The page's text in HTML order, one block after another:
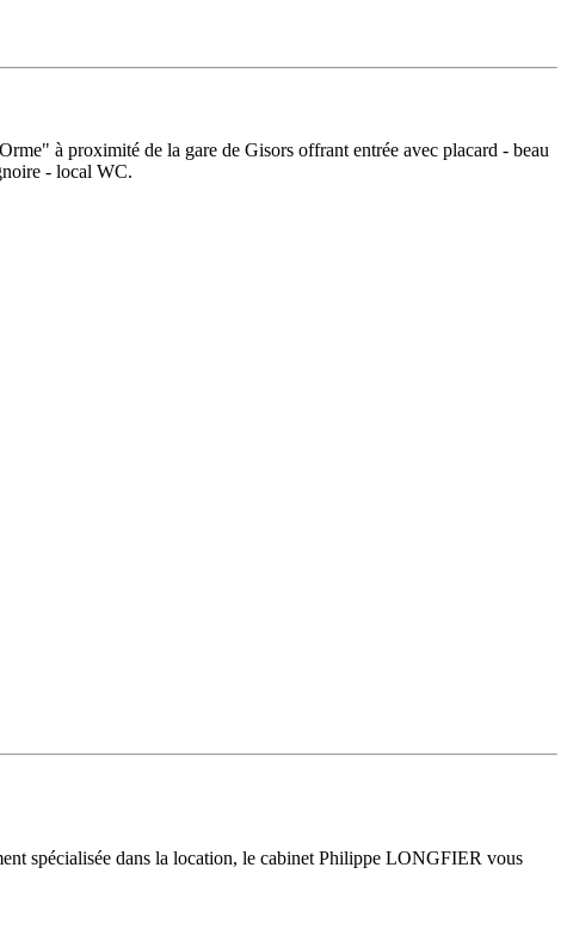
à proximité de la gare de Gisors offrant entrée avec placard - beau
- local WC.
spécialisée dans la location, le cabinet Philippe LONGFIER vous